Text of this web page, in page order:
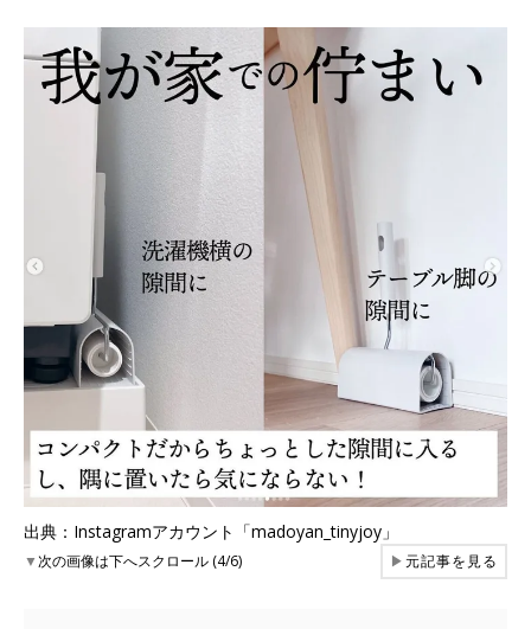
出典：Instagramアカウント「madoyan_tinyjoy」
▼次の画像は下へスクロール (4/6) ▶元記事を見る